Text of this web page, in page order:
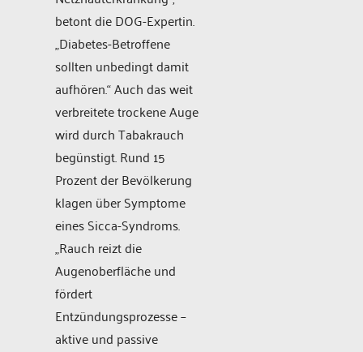
betont die DOG-Expertin.
„Diabetes-Betroffene
sollten unbedingt damit
aufhören.“ Auch das weit
verbreitete trockene Auge
wird durch Tabakrauch
begünstigt. Rund 15
Prozent der Bevölkerung
klagen über Symptome
eines Sicca-Syndroms.
„Rauch reizt die
Augenoberfläche und
fördert
Entzündungsprozesse –
aktive und passive